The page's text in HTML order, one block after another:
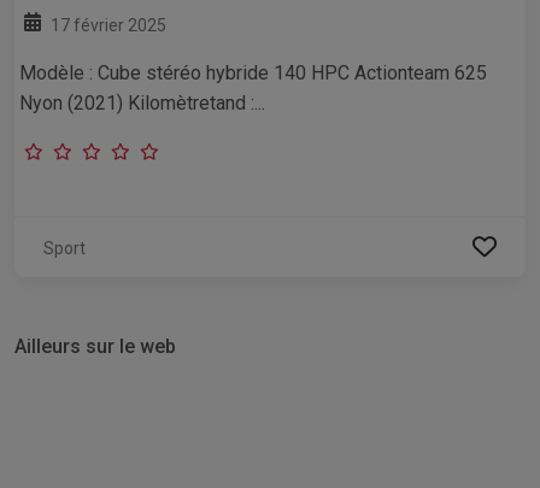
17 février 2025
Modèle : Cube stéréo hybride 140 HPC Actionteam 625
Nyon (2021) Kilomètretand :...
Sport
Ailleurs sur le web